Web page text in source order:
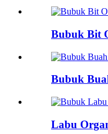
Bubuk Bit
Bubuk
Labu